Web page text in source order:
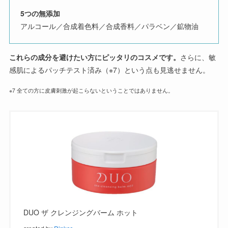
5つの無添加
アルコール／合成着色料／合成香料／パラベン／鉱物油
これらの成分を避けたい方にピッタリのコスメです。 さらに、敏
感肌によるパッチテスト済み（※7）という点も見逃せません。
※7 全ての方に皮膚刺激が起こらないということではありません。
DUO ザ クレンジングバーム ホット